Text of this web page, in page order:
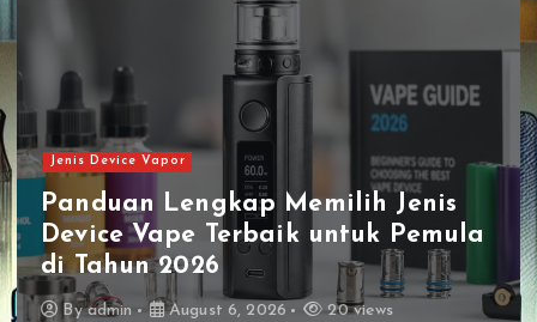
Jenis Vape
Jenis Vape Terbaru Harga
Terjangkau Dengan Kualitas
Terbaik di Pasaran
By admin August 5, 2026 30 views